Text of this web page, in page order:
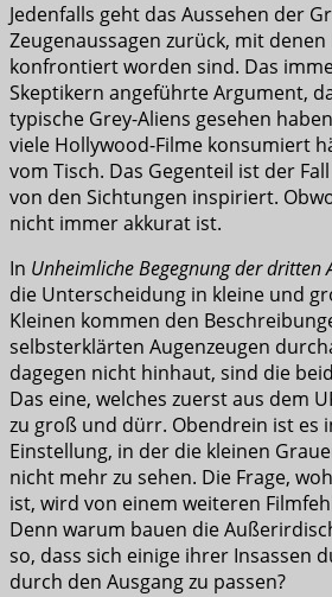
Jedenfalls geht das Aussehen der
Zeugenaussagen zurück, mit
konfrontiert worden sind. Das
Skeptikern angeführte Argument,
typische Grey-Aliens gesehen
viele Hollywood-Filme konsumiert
vom Tisch. Das Gegenteil ist der
von den Sichtungen inspiriert.
nicht immer akkurat ist.
In Unheimliche Begegnung der dritten
die Unterscheidung in kleine und
Kleinen kommen den
selbsterklärten Augenzeugen
dagegen nicht hinhaut, sind die
Das eine, welches zuerst aus dem
zu groß und dürr. Obendrein ist es
Einstellung, in der die kleinen
nicht mehr zu sehen. Die Frage,
ist, wird von einem weiteren
Denn warum bauen die
so, dass sich einige ihrer Insassen
durch den Ausgang zu passen?